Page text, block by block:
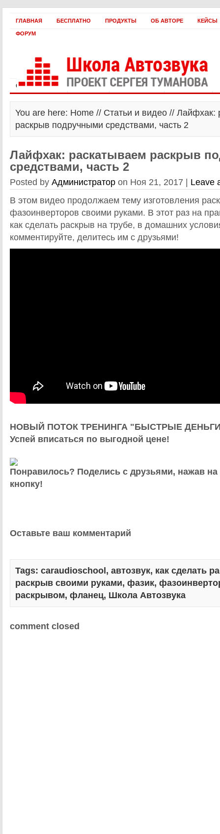
ГЛАВНАЯ БЕСПЛАТНО ПРОДУКТЫ ОБ АВТОРЕ КЕЙСЫ
ФОРУМ
Статьи и видео Интервью Как оплатить? Заработать!
You are here: Home // Статьи и видео // Лайфхак:
раскрыв подручными средствами, часть 2
Лайфхак: раскатываем раскрыв
средствами, часть 2
Posted by Администратор on Ноя 21, 2017 | Leave
В этом видео продолжаем тему изготовления
фазоинверторов своими руками. В этот раз на
как сделать раскрыв на трубе, в домашних
комментируйте, делитесь им с друзьями!
НОВЫЙ ПОТОК ТРЕНИНГА "БЫСТРЫЕ
Успей вписаться по выгодной цене!
Понравилось? Поделись с друзьями, нажав
кнопку!
Оставьте ваш комментарий
Tags: caraudioschool , автозвук, как сделать
раскрыв своими руками, фазик,
раскрывом, фланец, Школа Автозвука
comment closed